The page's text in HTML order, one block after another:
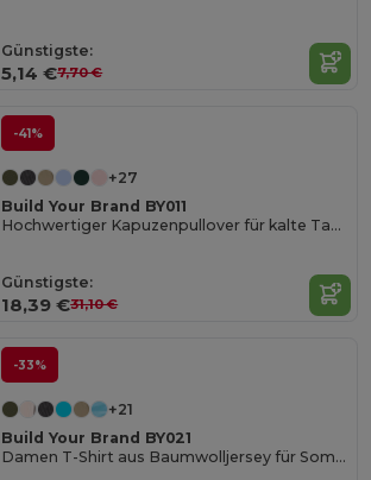
Günstigste:
5,14 €7,70 €
-41%
+27
Build Your Brand BY011
Hochwertiger Kapuzenpullover für kalte Tage
Günstigste:
18,39 €31,10 €
-33%
+21
Build Your Brand BY021
Damen T-Shirt aus Baumwolljersey für Sommer